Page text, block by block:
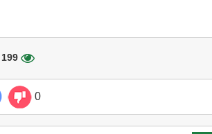
199 مشاهدة
0